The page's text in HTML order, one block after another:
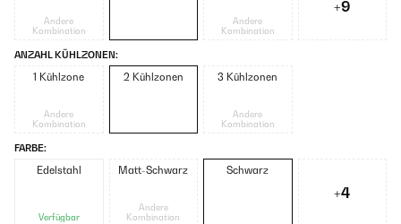
Andere
Kombination
Andere
Kombination
+9
ANZAHL KÜHLZONEN:
1 Kühlzone
Andere
Kombination
2 Kühlzonen 3 Kühlzonen
Andere
Kombination
FARBE:
Edelstahl
Verfügbar
Matt-Schwarz
Andere
Kombination
Schwarz
+4